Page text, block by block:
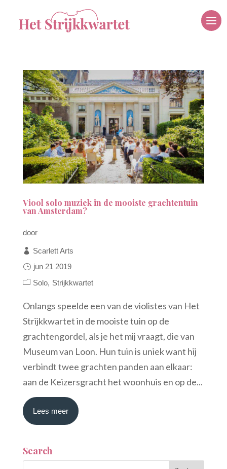
Viool solo muziek in de mooiste grachtentuin
van Amsterdam?
door
Scarlett Arts
jun 21 2019
Solo
Strijkkwartet
Onlangs speelde een van de violistes van Het
Strijkkwartet in de mooiste tuin op de
grachtengordel, als je het mij vraagt, die van
Museum van Loon. Hun tuin is uniek want hij
verbindt twee grachten panden aan elkaar:
aan de Keizersgracht het woonhuis en op de...
Lees meer
Search